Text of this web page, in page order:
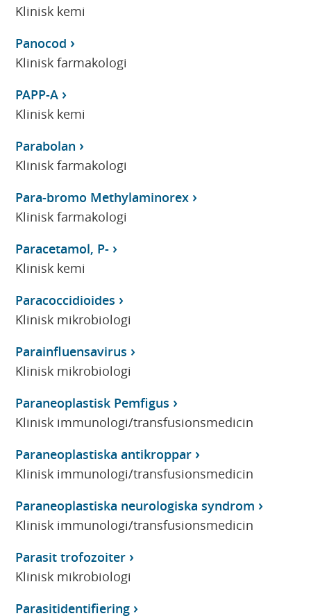
Klinisk kemi
Panocod
Klinisk farmakologi
PAPP-A
Klinisk kemi
Parabolan
Klinisk farmakologi
Para-bromo Methylaminorex
Klinisk farmakologi
Paracetamol, P-
Klinisk kemi
Paracoccidioides
Klinisk mikrobiologi
Parainfluensavirus
Klinisk mikrobiologi
Paraneoplastisk Pemfigus
Klinisk immunologi/transfusionsmedicin
Paraneoplastiska antikroppar
Klinisk immunologi/transfusionsmedicin
Paraneoplastiska neurologiska syndrom
Klinisk immunologi/transfusionsmedicin
Parasit trofozoiter
Klinisk mikrobiologi
Parasitidentifiering